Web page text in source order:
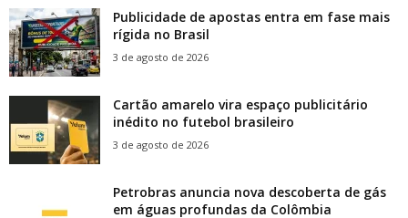
Publicidade de apostas entra em fase mais
rígida no Brasil
3 de agosto de 2026
Cartão amarelo vira espaço publicitário
inédito no futebol brasileiro
3 de agosto de 2026
Petrobras anuncia nova descoberta de gás
em águas profundas da Colômbia